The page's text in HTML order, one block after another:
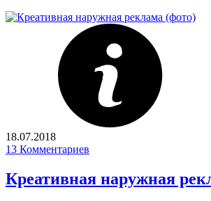
18.07.2018
13 Комментариев
Креативная наружная